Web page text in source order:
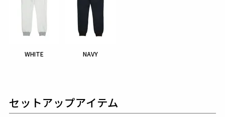
WHITE NAVY
セットアップアイテム